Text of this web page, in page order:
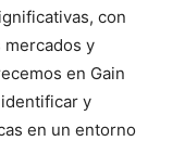
con
y
en Gain
y
en un entorno